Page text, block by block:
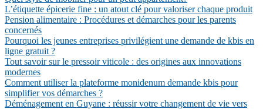
L’étiquette épicerie fine : un atout clé pour valoriser chaque produit
Pension alimentaire : Procédures et démarches pour les parents
concernés
Pourquoi les jeunes entreprises privilégient une demande de kbis en
ligne gratuit ?
Tout savoir sur le pressoir viticole : des origines aux innovations
modernes
Comment utiliser la plateforme monidenum demande kbis pour
simplifier vos démarches ?
Déménagement en Guyane : réussir votre changement de vie vers